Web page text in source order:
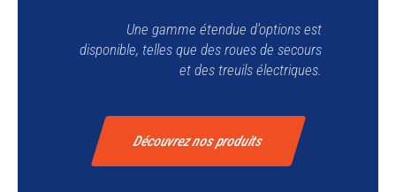
Une gamme étendue d'options est
disponible, telles que des roues de secours
et des treuils électriques.
Découvrez nos produits